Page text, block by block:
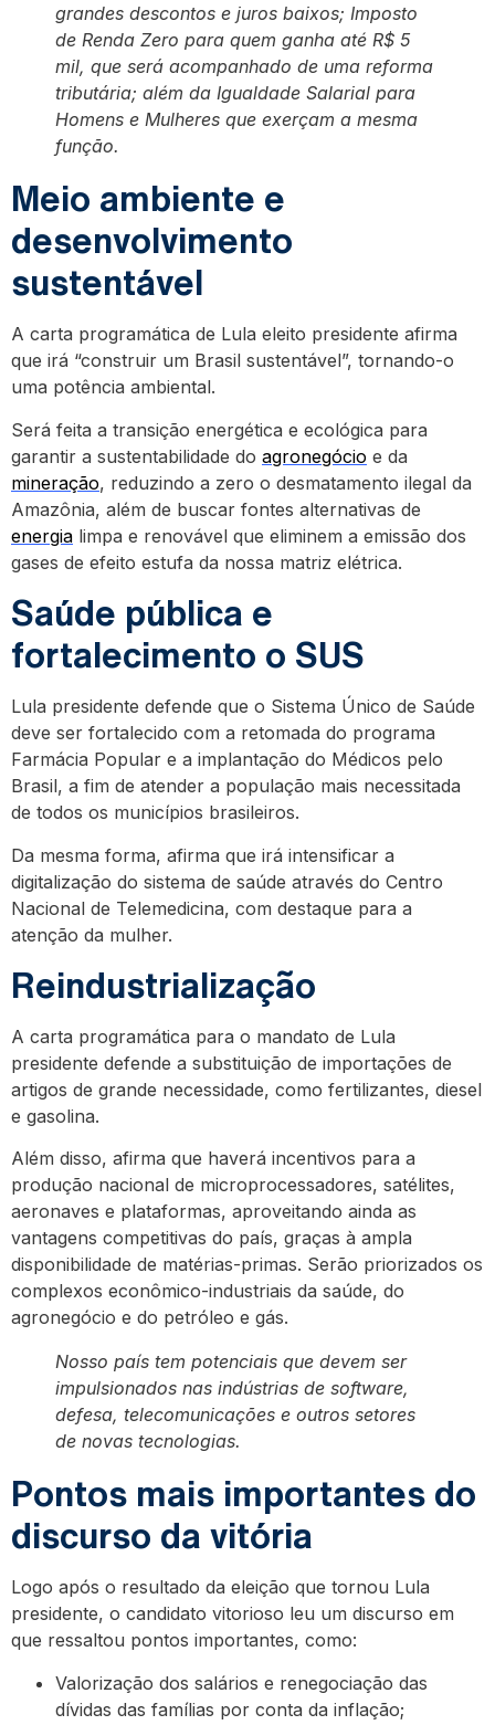
grandes descontos e juros baixos; Imposto
de Renda Zero para quem ganha até R$ 5
mil, que será acompanhado de uma reforma
tributária; além da Igualdade Salarial para
Homens e Mulheres que exerçam a mesma
função.
Meio ambiente e
desenvolvimento
sustentável
A carta programática de Lula eleito presidente afirma
que irá “construir um Brasil sustentável”, tornando-o
uma potência ambiental.
Será feita a transição energética e ecológica para
garantir a sustentabilidade do agronegócio e da
mineração, reduzindo a zero o desmatamento ilegal da
Amazônia, além de buscar fontes alternativas de
energia limpa e renovável que eliminem a emissão dos
gases de efeito estufa da nossa matriz elétrica.
Saúde pública e
fortalecimento o SUS
Lula presidente defende que o Sistema Único de Saúde
deve ser fortalecido com a retomada do programa
Farmácia Popular e a implantação do Médicos pelo
Brasil, a fim de atender a população mais necessitada
de todos os municípios brasileiros.
Da mesma forma, afirma que irá intensificar a
digitalização do sistema de saúde através do Centro
Nacional de Telemedicina, com destaque para a
atenção da mulher.
Reindustrialização
A carta programática para o mandato de Lula
presidente defende a substituição de importações de
artigos de grande necessidade, como fertilizantes, diesel
e gasolina.
Além disso, afirma que haverá incentivos para a
produção nacional de microprocessadores, satélites,
aeronaves e plataformas, aproveitando ainda as
vantagens competitivas do país, graças à ampla
disponibilidade de matérias-primas. Serão priorizados os
complexos econômico-industriais da saúde, do
agronegócio e do petróleo e gás.
Nosso país tem potenciais que devem ser
impulsionados nas indústrias de software,
defesa, telecomunicações e outros setores
de novas tecnologias.
Pontos mais importantes do
discurso da vitória
Logo após o resultado da eleição que tornou Lula
presidente, o candidato vitorioso leu um discurso em
que ressaltou pontos importantes, como:
Valorização dos salários e renegociação das
dívidas das famílias por conta da inflação;